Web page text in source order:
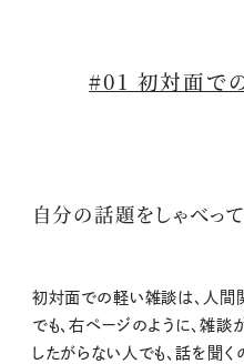
#01 初対面での
自分の話題をしゃべっ
初対面での軽い雑談は、人間
でも、右ページのように、雑
したがらない人でも、話を聞